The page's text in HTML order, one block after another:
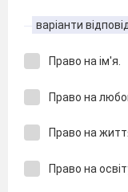
варіанти
Право на ім′я.
Право на
Право на
Право на